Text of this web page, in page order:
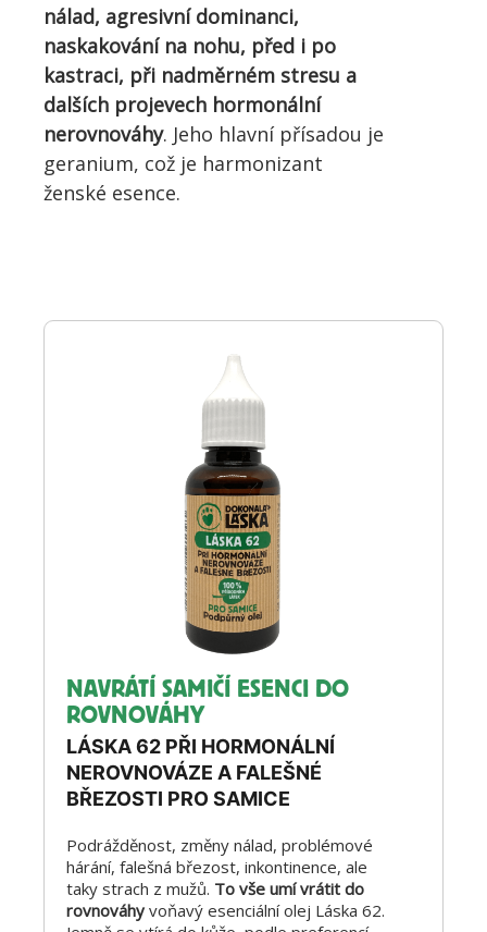
nálad, agresivní dominanci,
naskakování na nohu, před i po
kastraci, při nadměrném stresu a
dalších projevech hormonální
nerovnováhy. Jeho hlavní přísadou je
geranium, což je harmonizant
ženské esence.
NAVRÁTÍ SAMIČÍ ESENCI DO
ROVNOVÁHY
LÁSKA 62 PŘI HORMONÁLNÍ
NEROVNOVÁZE A FALEŠNÉ
BŘEZOSTI PRO SAMICE
Podrážděnost, změny nálad, problémové
hárání, falešná březost, inkontinence, ale
taky strach z mužů. To vše umí vrátit do
rovnováhy voňavý esenciální olej Láska 62.